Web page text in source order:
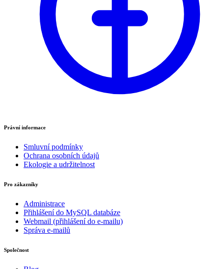
Právní informace
Smluvní podmínky
Ochrana osobních údajů
Ekologie a udržitelnost
Pro zákazníky
Administrace
Přihlášení do MySQL databáze
Webmail (přihlášení do e-mailu)
Správa e-mailů
Společnost